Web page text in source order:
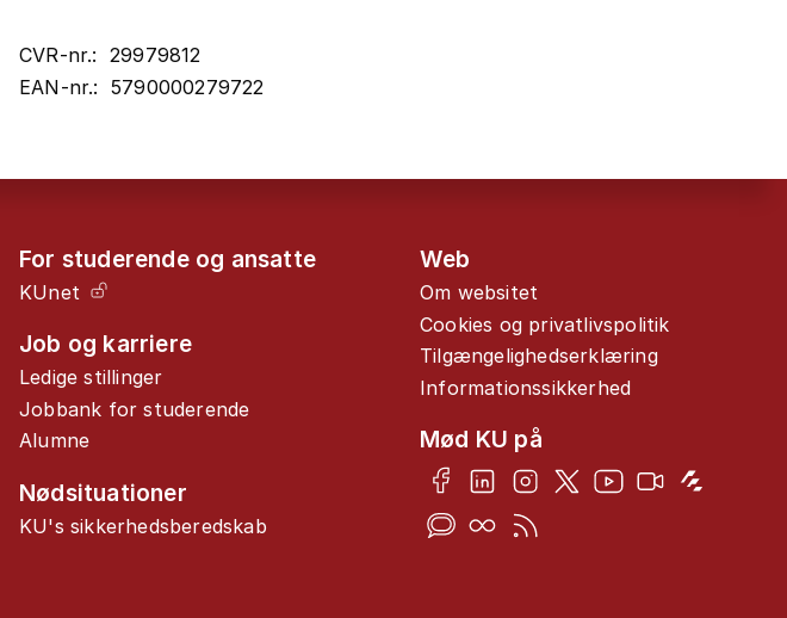
CVR-nr.: 29979812
EAN-nr.: 5790000279722
For studerende og ansatte
KUnet
Job og karriere
Ledige stillinger
Jobbank for studerende
Alumne
Nødsituationer
KU's sikkerhedsberedskab
Web
Om websitet
Cookies og privatlivspolitik
Tilgængelighedserklæring
Informationssikkerhed
Mød KU på